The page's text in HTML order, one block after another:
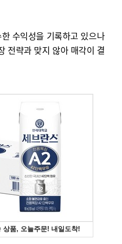
수익성을 기록하고 있으나
전략과 맞지 않아 매각이 결